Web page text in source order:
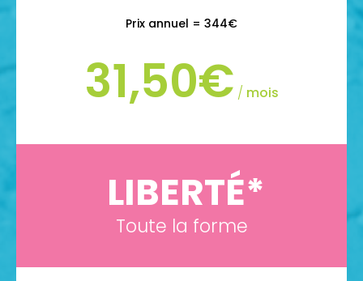
Prix annuel = 344€
31,50€ / mois
LIBERTÉ*
Toute la forme